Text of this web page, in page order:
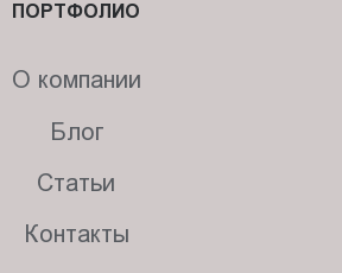
ПОРТФОЛИО
О компании
Блог
Статьи
Контакты